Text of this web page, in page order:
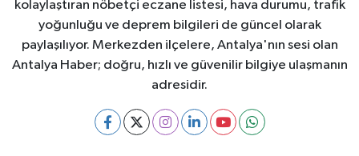
kolaylaştıran nöbetçi eczane listesi, hava durumu, trafik
yoğunluğu ve deprem bilgileri de güncel olarak
paylaşılıyor. Merkezden ilçelere, Antalya'nın sesi olan
Antalya Haber; doğru, hızlı ve güvenilir bilgiye ulaşmanın
adresidir.